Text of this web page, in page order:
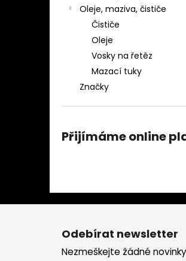
Oleje, maziva, čističe
Čističe
Oleje
Vosky na řetěz
Mazací tuky
Značky
Přijímáme online
Z
Odebírat newsletter
Nezmeškejte žádné